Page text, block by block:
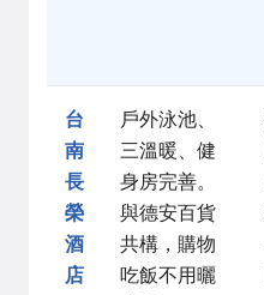
台
南
長
榮
酒
店
戶外泳池、
三溫暖、健
身房完善。
與德安百貨
共構，購物
吃飯不用曬